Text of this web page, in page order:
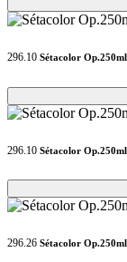
296.10 Sétacolor
Loading...
Loading...
296.10 Sétacolor
Loading...
Loading...
296.26 Sétacolor